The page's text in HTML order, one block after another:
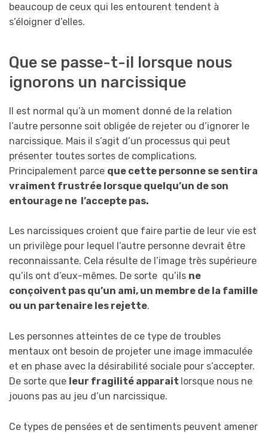
beaucoup de ceux qui les entourent tendent à
s’éloigner d’elles.
Que se passe-t-il lorsque nous
ignorons un narcissique
Il est normal qu’à un moment donné de la relation
l’autre personne soit obligée de rejeter ou d’ignorer le
narcissique. Mais il s’agit d’un processus qui peut
présenter toutes sortes de complications.
Principalement parce que cette personne se sentira
vraiment frustrée lorsque quelqu’un de son
entourage ne l’accepte pas.
Les narcissiques croient que faire partie de leur vie est
un privilège pour lequel l’autre personne devrait être
reconnaissante. Cela résulte de l’image très supérieure
qu’ils ont d’eux-mêmes. De sorte qu’ils ne
conçoivent pas qu’un ami, un membre de la famille
ou un partenaire les rejette.
Les personnes atteintes de ce type de troubles
mentaux ont besoin de projeter une image immaculée
et en phase avec la désirabilité sociale pour s’accepter.
De sorte que leur fragilité apparait lorsque nous ne
jouons pas au jeu d’un narcissique.
Ce types de pensées et de sentiments peuvent amener